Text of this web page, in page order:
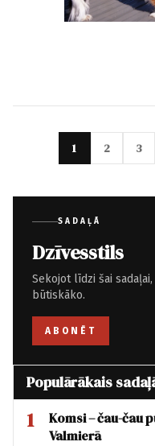
1 2 3
SADAĻĀ
Dzīvesstils
Sekojot līdzi šai
būtiskāko.
ABONĒT
Populārākais
1
Komsi – čau-čau
Valmierā